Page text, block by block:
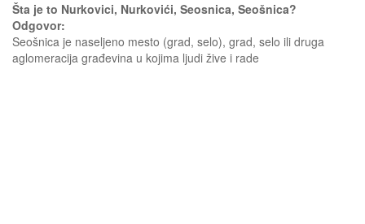
Šta je to Nurkovici, Nurkovići, Seosnica, Seošnica?
Odgovor:
Seošnica je naseljeno mesto (grad, selo), grad, selo ili druga
aglomeracija građevina u kojima ljudi žive i rade